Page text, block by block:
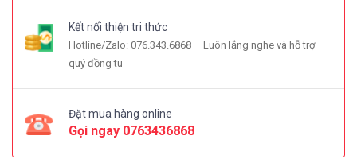
Kết nối thiện tri thức
Hotline/Zalo: 076.343.6868 – Luôn lắng nghe và hỗ trợ
quý đồng tu
Đặt mua hàng online
Gọi ngay 0763436868